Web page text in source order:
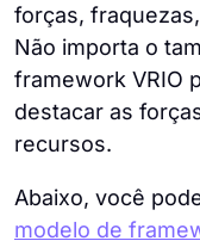
forças,
Não importa o
framework VRIO
destacar as
recursos.
Abaixo, você
modelo de